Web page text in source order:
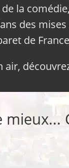
la
des
de
air,
mieux...